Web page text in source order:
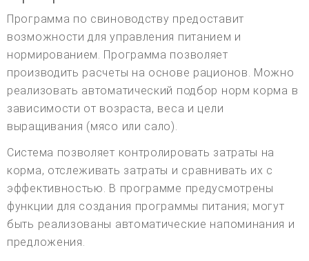
Программа по свиноводству предоставит
возможности для управления питанием и
нормированием. Программа позволяет
производить расчеты на основе рационов. Можно
реализовать автоматический подбор норм корма в
зависимости от возраста, веса и цели
выращивания (мясо или сало).
Система позволяет контролировать затраты на
корма, отслеживать затраты и сравнивать их с
эффективностью. В программе предусмотрены
функции для создания программы питания; могут
быть реализованы автоматические напоминания и
предложения.